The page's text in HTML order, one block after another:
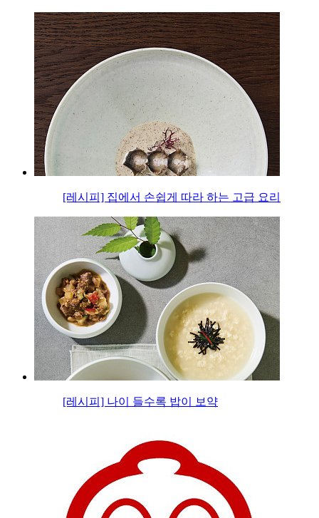
[레시피] 집에서 손쉽게 따라 하는 고급 요리
[레시피] 나이 들수록 밥이 보약